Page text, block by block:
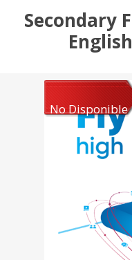
Secondary
No Disponible